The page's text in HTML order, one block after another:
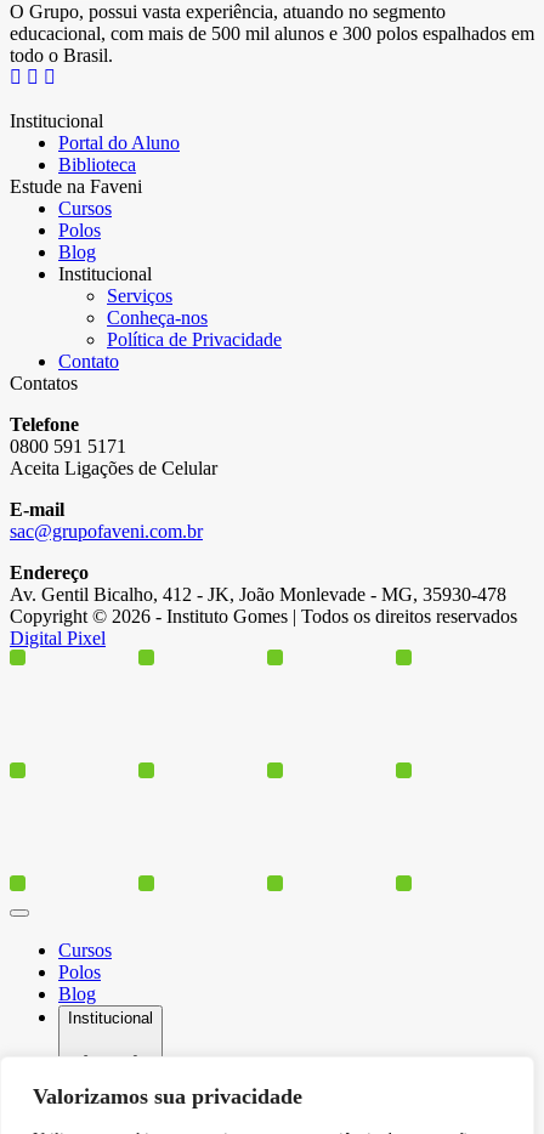
Valorizamos sua privacidade
O Grupo, possui vasta experiência, atuando no segmento
educacional, com mais de 500 mil alunos e 300 polos espalhados em
todo o Brasil.
Institucional
Portal do Aluno
Biblioteca
Estude na Faveni
Cursos
Polos
Blog
Institucional
Serviços
Conheça-nos
Política de Privacidade
Contato
Contatos
Telefone
0800 591 5171
Aceita Ligações de Celular
E-mail
sac@grupofaveni.com.br
Endereço
Av. Gentil Bicalho, 412 - JK, João Monlevade - MG, 35930-478
Copyright © 2026 - Instituto Gomes | Todos os direitos reservados
Digital Pixel
Cursos
Polos
Blog
Institucional